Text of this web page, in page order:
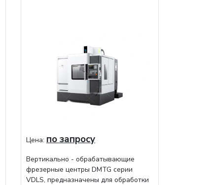
Цена: по запросу
Вертикально - обрабатывающие
фрезерные центры DMTG серии
VDLS, предназначены для обработки